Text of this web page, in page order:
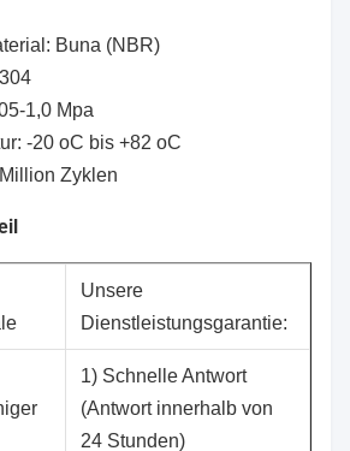
Buna (NBR)
1,0 Mpa
-20 oC bis +82 oC
Zyklen
Unsere
Dienstleistungsgarantie:
1) Schnelle Antwort
(Antwort innerhalb von
24 Stunden)